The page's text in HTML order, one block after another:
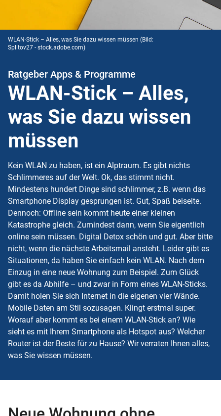
WLAN-Stick – Alles, was Sie dazu wissen müssen (Bild:
Splitov27 - stock.adobe.com)
Ratgeber Apps & Programme
WLAN-Stick – Alles,
was Sie dazu wissen
müssen
Kein WLAN zu haben, ist ein Alptraum. Es gibt nichts
Schlimmeres auf der Welt. Ok, das stimmt nicht.
Mindestens hundert Dinge sind schlimmer, z.B. wenn das
Smartphone Display gesprungen ist. Gut, Spaß beiseite.
Dennoch: Offline sein kommt heute einer kleinen
Katastrophe gleich. Zumindest dann, wenn Sie eigentlich
online sein müssen. Digital Detox schön und gut. Aber bitte
nicht, wenn die nächste Arbeitsmail ansteht. Leider gibt es
Situationen, da haben Sie einfach kein WLAN. Nach dem
Einzug in eine neue Wohnung zum Beispiel. Zum Glück
gibt es da Abhilfe – und zwar in Form eines WLAN-Sticks.
Damit holen Sie sich Internet in die eigenen vier Wände.
Mobile Daten am Stil sozusagen. Klingt erstmal super.
Worauf aber kommt es bei einem WLAN-Stick an? Wie
sieht es mit Ihrem Smartphone als Hotspot aus? Welcher
Router ist der Beste für zu Hause? Wir verraten Ihnen alles,
was Sie wissen müssen.